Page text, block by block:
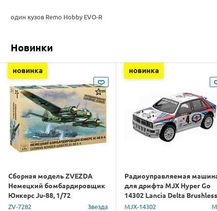
один кузов Remo Hobby EVO-R
Новинки
новинка
Сборная модель ZVEZDA
Немецкий бомбардировщик
Юнкерс Ju-88, 1/72
ZV-7282 Звезда
новинка
Радиоуправляемая
для дрифта MJX Hyper Go
14302 Lancia Delta Brushless
4WD 2.4G LED 1/14 RTR
MJX-14302